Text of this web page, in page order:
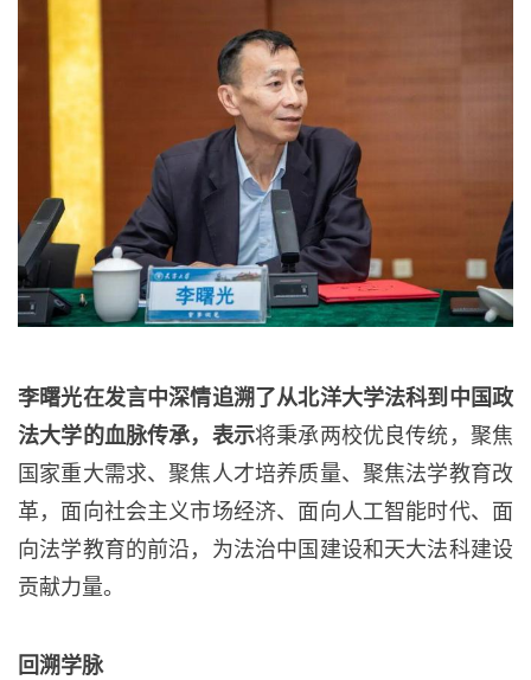
李曙光在发言中深情追溯了从北洋大学法科到中国政
法大学的血脉传承，表示将秉承两校优良传统，聚焦
国家重大需求、聚焦人才培养质量、聚焦法学教育改
革，面向社会主义市场经济、面向人工智能时代、面
向法学教育的前沿，为法治中国建设和天大法科建设
贡献力量。
回溯学脉